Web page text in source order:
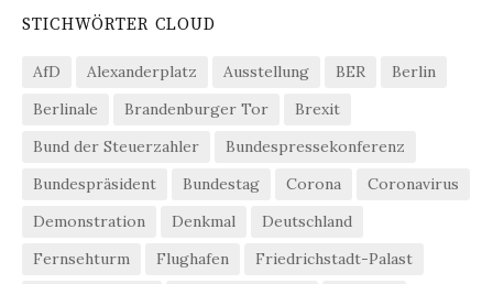
STICHWÖRTER CLOUD
AfD Alexanderplatz Ausstellung BER
Berlin
Berlinale
Brandenburger Tor
Brexit
Bund der Steuerzahler
Bundespressekonferenz
Bundespräsident
Bundestag Corona
Coronavirus
Demonstration
Denkmal
Deutschland
Fernsehturm
Flughafen
Friedrichstadt-Palast